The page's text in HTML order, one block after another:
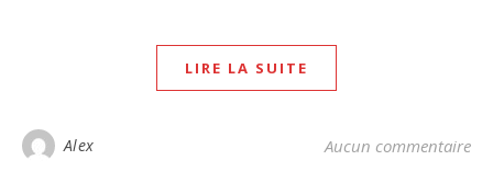
LIRE LA SUITE
Alex Aucun commentaire